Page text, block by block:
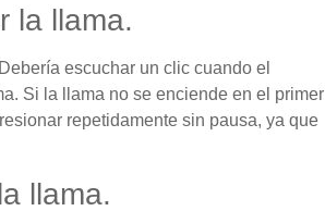
la llama.
escuchar un clic cuando el
Si la llama no se enciende en el primer
repetidamente sin pausa, ya que
llama.